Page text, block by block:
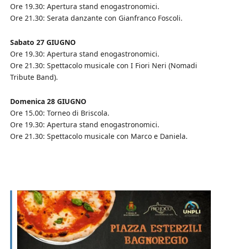
Ore 19.30: Apertura stand enogastronomici.
Ore 21.30: Serata danzante con Gianfranco Foscoli.
Sabato 27 GIUGNO
Ore 19.30: Apertura stand enogastronomici.
Ore 21.30: Spettacolo musicale con I Fiori Neri (Nomadi
Tribute Band).
Domenica 28 GIUGNO
Ore 15.00: Torneo di Briscola.
Ore 19.30: Apertura stand enogastronomici.
Ore 21.30: Spettacolo musicale con Marco e Daniela.